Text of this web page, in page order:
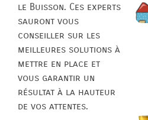
le Buisson. Ces experts
sauront vous
conseiller sur les
meilleures solutions à
mettre en place et
vous garantir un
résultat à la hauteur
de vos attentes.